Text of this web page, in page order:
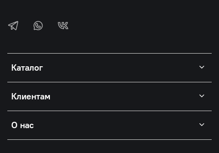
Каталог
Клиентам
О нас